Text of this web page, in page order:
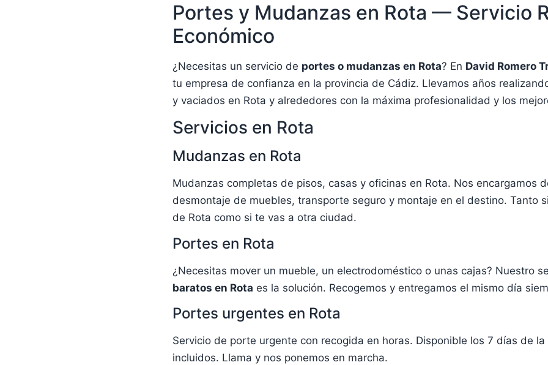
Portes y Mudanzas en Rota — Servicio
Económico
¿Necesitas un servicio de portes o mudanzas en Rota? En David Romero
tu empresa de confianza en la provincia de Cádiz. Llevamos años
y vaciados en Rota y alrededores con la máxima profesionalidad y los
Servicios en Rota
Mudanzas en Rota
Mudanzas completas de pisos, casas y oficinas en Rota. Nos encargamos
desmontaje de muebles, transporte seguro y montaje en el destino. Tanto
de Rota como si te vas a otra ciudad.
Portes en Rota
¿Necesitas mover un mueble, un electrodoméstico o unas cajas? Nuestro
baratos en Rota es la solución. Recogemos y entregamos el mismo día
Portes urgentes en Rota
Servicio de porte urgente con recogida en horas. Disponible los 7 días de
incluidos. Llama y nos ponemos en marcha.